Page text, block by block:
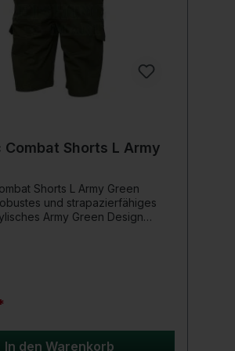
Combat Shorts L Army
Shorts L Army Green
Baumwollmischung
Die Prologic Combat Shorts
alle Angler, die eine robuste
Bekleidung am Wasser
für den Einsatz während
In den Warenkorb